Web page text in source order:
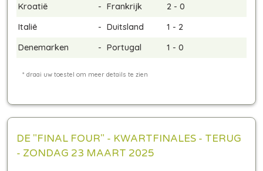
Kroatië
- Frankrijk
2 - 0
Italië
- Duitsland
1 - 2
Denemarken
- Portugal 1 - 0
DE "FINAL FOUR" - KWARTFINALES - TERUG
- ZONDAG 23 MAART 2025